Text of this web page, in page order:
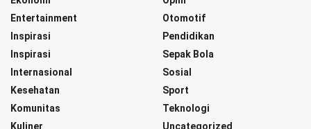
Entertainment
Inspirasi
Inspirasi
Internasional
Kesehatan
Komunitas
Kuliner
Otomotif
Pendidikan
Sepak Bola
Sosial
Sport
Teknologi
Uncategorized